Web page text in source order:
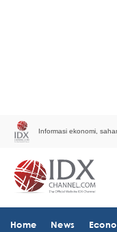
Informasi ekonomi,
Home News